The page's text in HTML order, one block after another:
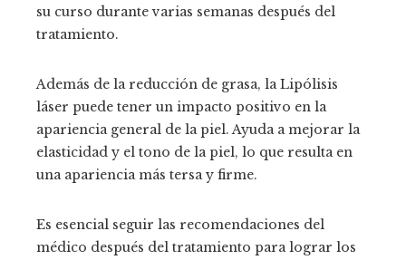
su curso durante varias semanas después del
tratamiento.
Además de la reducción de grasa, la Lipólisis
láser puede tener un impacto positivo en la
apariencia general de la piel. Ayuda a mejorar la
elasticidad y el tono de la piel, lo que resulta en
una apariencia más tersa y firme.
Es esencial seguir las recomendaciones del
médico después del tratamiento para lograr los